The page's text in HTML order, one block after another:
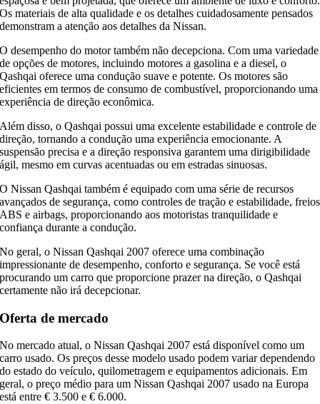
Os materiais de alta qualidade e os detalhes cuidadosamente pensados ​​
demonstram a atenção aos detalhes da Nissan.
O desempenho do motor também não decepciona. Com uma variedade
de opções de motores, incluindo motores a gasolina e a diesel, o
Qashqai oferece uma condução suave e potente. Os motores são
eficientes em termos de consumo de combustível, proporcionando uma
experiência de direção econômica.
Além disso, o Qashqai possui uma excelente estabilidade e controle de
direção, tornando a condução uma experiência emocionante. A
suspensão precisa e a direção responsiva garantem uma dirigibilidade
ágil, mesmo em curvas acentuadas ou em estradas sinuosas.
O Nissan Qashqai também é equipado com uma série de recursos
avançados de segurança, como controles de tração e estabilidade, freios
ABS e airbags, proporcionando aos motoristas tranquilidade e
confiança durante a condução.
No geral, o Nissan Qashqai 2007 oferece uma combinação
impressionante de desempenho, conforto e segurança. Se você está
procurando um carro que proporcione prazer na direção, o Qashqai
certamente não irá decepcionar.
Oferta de mercado
No mercado atual, o Nissan Qashqai 2007 está disponível como um
carro usado. Os preços desse modelo usado podem variar dependendo
do estado do veículo, quilometragem e equipamentos adicionais. Em
geral, o preço médio para um Nissan Qashqai 2007 usado na Europa
está entre € 3.500 e € 6.000.